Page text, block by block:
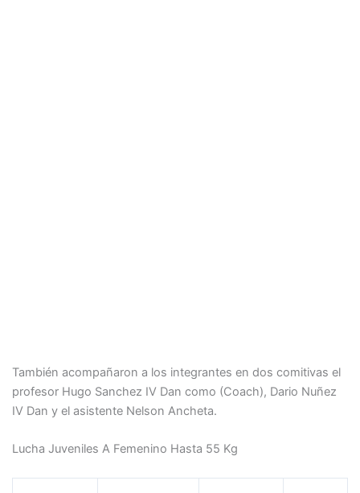
También acompañaron a los integrantes en dos comitivas el
profesor Hugo Sanchez IV Dan como (Coach), Dario Nuñez
IV Dan y el asistente Nelson Ancheta.
Lucha Juveniles A Femenino Hasta 55 Kg